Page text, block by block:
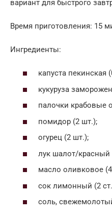
вариант для быстрого
Время приготовления: 15
Ингредиенты:
капуста пекинская
кукуруза
палочки крабовые
помидор (2 шт.);
огурец (2 шт.);
лук шалот/красный
масло оливковое
сок лимонный (2
соль,